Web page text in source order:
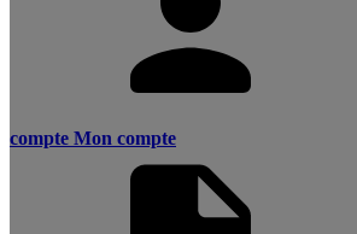
compte Mon compte